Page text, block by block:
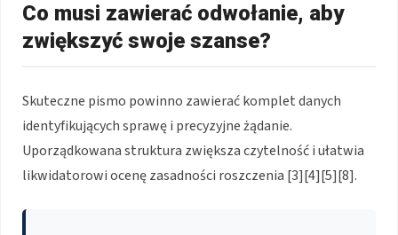
Co musi zawierać odwołanie, aby
zwiększyć swoje szanse?
Skuteczne pismo powinno zawierać komplet danych
identyfikujących sprawę i precyzyjne żądanie.
Uporządkowana struktura zwiększa czytelność i ułatwia
likwidatorowi ocenę zasadności roszczenia [3][4][5][8].